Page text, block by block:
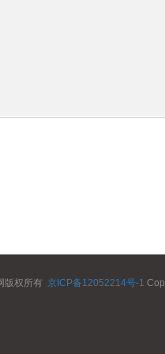
版权所有 京ICP备12052214号-1